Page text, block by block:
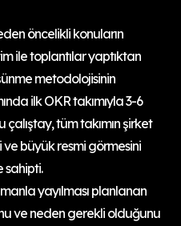
öncelikli konuların
ile toplantılar yaptıktan
metodolojisinin
ilk OKR takımıyla 3-6
çalıştay, tüm takımın şirket
büyük resmi görmesini
sahipti.
yayılması planlanan
ve neden gerekli olduğunu